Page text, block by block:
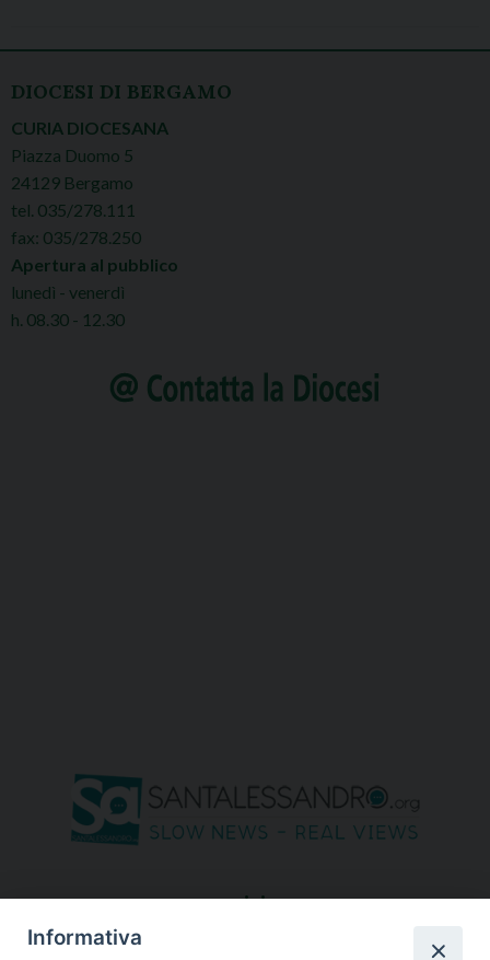
DIOCESI DI BERGAMO
CURIA DIOCESANA
Piazza Duomo 5
24129 Bergamo
tel. 035/278.111
fax: 035/278.250
Apertura al pubblico
lunedì - venerdì
h. 08.30 - 12.30
seguici su
Informativa